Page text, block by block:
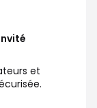
et